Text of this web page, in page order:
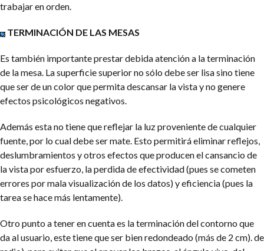
trabajar en orden.
TERMINACIÓN DE LAS MESAS
Es también importante prestar debida atención a la terminación
de la mesa. La superficie superior no sólo debe ser lisa sino tiene
que ser de un color que permita descansar la vista y no genere
efectos psicológicos negativos.
Además esta no tiene que reflejar la luz proveniente de cualquier
fuente, por lo cual debe ser mate. Esto permitirá eliminar reflejos,
deslumbramientos y otros efectos que producen el cansancio de
la vista por esfuerzo, la perdida de efectividad (pues se cometen
errores por mala visualización de los datos) y eficiencia (pues la
tarea se hace más lentamente).
Otro punto a tener en cuenta es la terminación del contorno que
da al usuario, este tiene que ser bien redondeado (más de 2 cm). de